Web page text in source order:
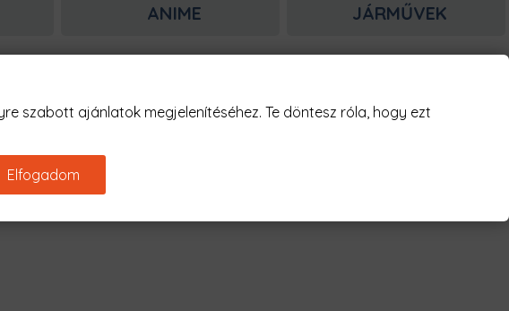
ANIME JÁRMŰVEK
sajnáljuk! 😥
paw badge Férfi Póló"
szabott ajánlatok megjelenítéséhez. Te döntesz róla, hogy ezt
Elfogadom